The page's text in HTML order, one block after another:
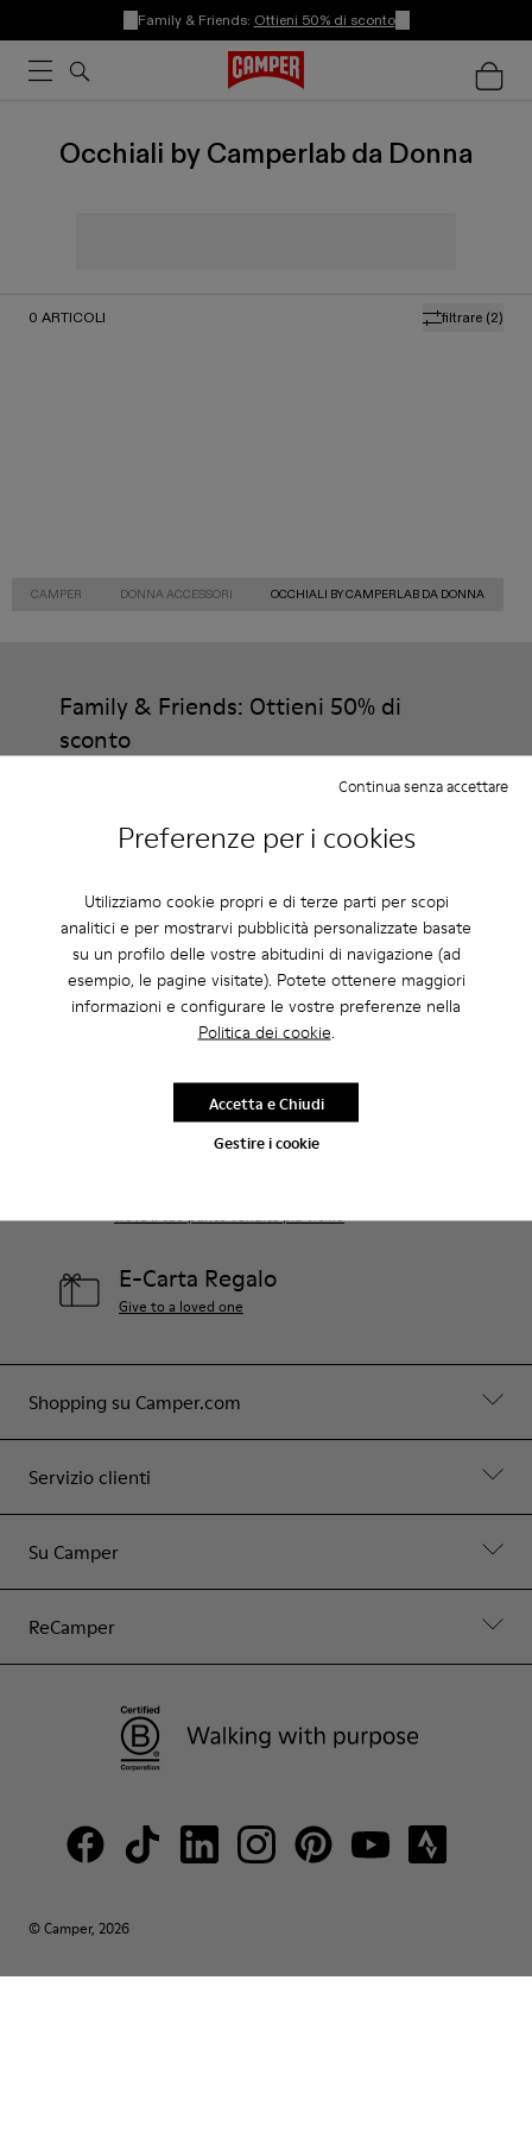
Preferenze per i cookies
Utilizziamo cookie propri e di terze parti per scopi
analitici e per mostrarvi pubblicità personalizzate basate
su un profilo delle vostre abitudini di navigazione (ad
esempio, le pagine visitate). Potete ottenere maggiori
informazioni e configurare le vostre preferenze nella
Politica dei cookie.
Gestire i cookie
Continua senza accettare
Accetta e Chiudi
Family & Friends: Ottieni 50% di sconto
Occhiali by Camperlab da Donna
filtrare (2)
0 ARTICOLI
CAMPER DONNA ACCESSORI OCCHIALI BY CAMPERLAB DA DONNA
Family & Friends: Ottieni 50% di
sconto
Proprio così. Entrando a far parte della nostra community godrai
di vantaggi esclusivi come sconti, accesso in anteprima, inviti a
Shopping su Camper.com
Servizio clienti
Su Camper
ReCamper
Contattaci
Trova il tuo punto vendita più vicino
E-Carta Regalo
Give to a loved one
© Camper, 2026
Italia / Italiano